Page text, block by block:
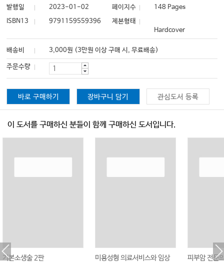
발행일 2023-01-02 페이지수
148 Pages
ISBN13
9791159559396
제본형태
Hardcover
배송비 3,000원 (3만원 이상 구매 시, 무료배송)
주문수량
바로 구매하기 장바구니 담기 관심도서 등록
이 도서를 구매하신 분들이 함께 구매하신 도서입니다.
기본소생술 2판
미용성형 의료서비스와 임상
피부암 전문